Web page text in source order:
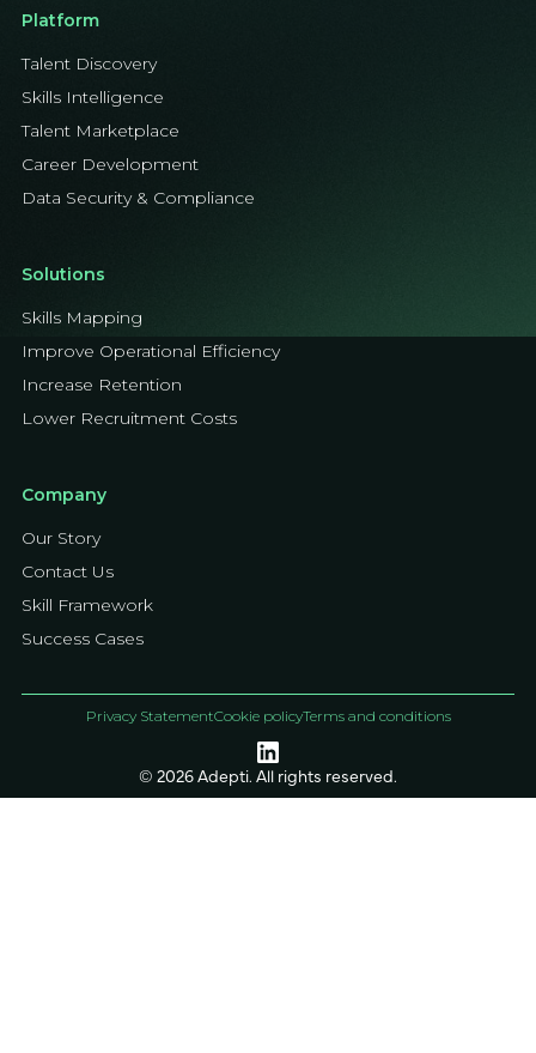
Platform
Talent Discovery
Skills Intelligence
Talent Marketplace
Career Development
Data Security & Compliance
Solutions
Skills Mapping
Improve Operational Efficiency
Increase Retention
Lower Recruitment Costs
Company
Our Story
Contact Us
Skill Framework
Success Cases
© 2026 Adepti. All rights reserved.
Privacy StatementCookie policyTerms and conditions